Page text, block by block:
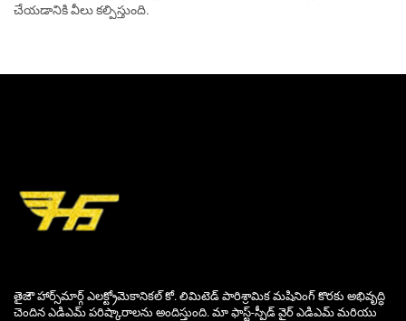
చేయడానికి వీలు కల్పిస్తుంది.
తైజౌ హార్స్‌మార్గ్ ఎలక్ట్రోమెకానికల్ కో. లిమిటెడ్ పారిశ్రామిక మషినింగ్ కొరకు అభివృద్ధి
చెందిన ఎడిఎమ్ పరిష్కారాలను అందిస్తుంది. మా ఫాస్ట్-స్పీడ్ వైర్ ఎడిఎమ్ మరియు